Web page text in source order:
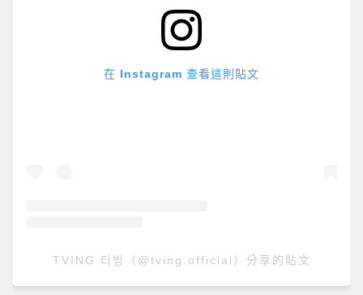
在 Instagram 查看這則貼文
TVING 티빙（@tving.official）分享的貼文